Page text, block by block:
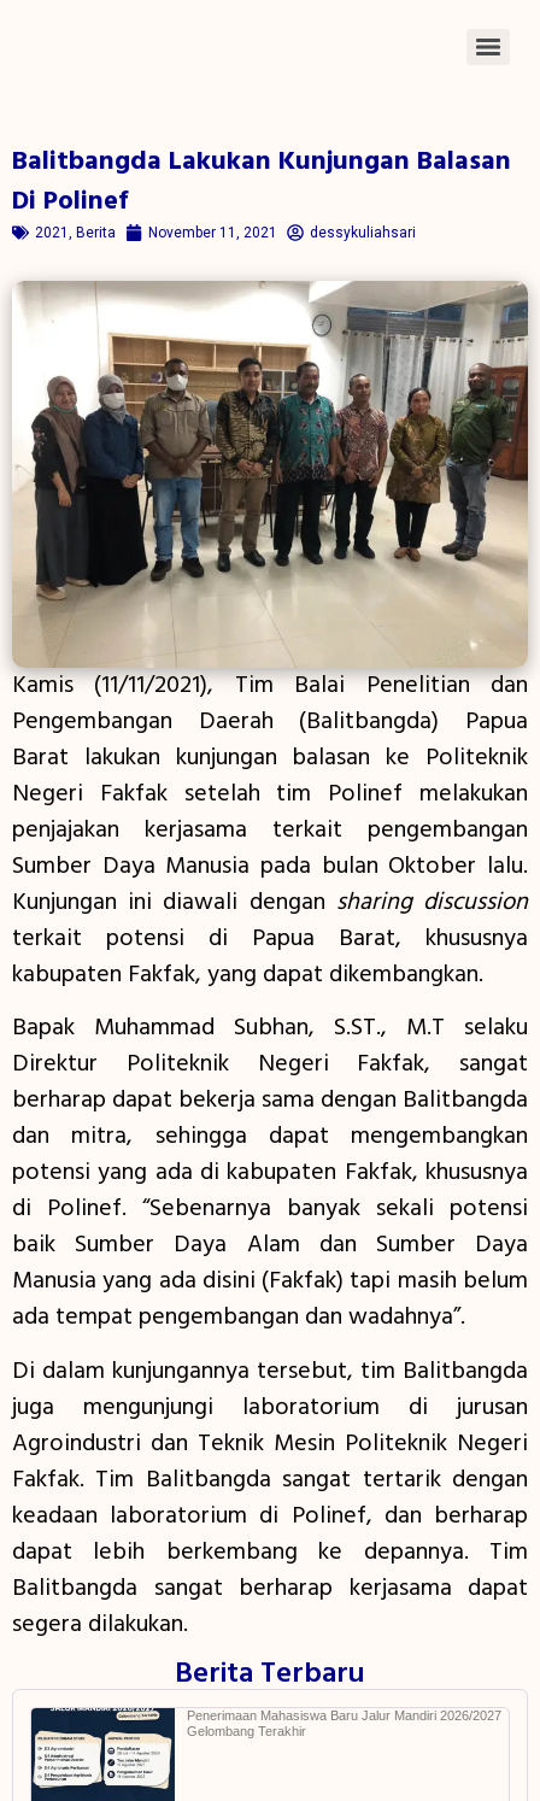
Balitbangda Lakukan Kunjungan Balasan
Di Polinef
2021 , Berita November 11, 2021 dessykuliahsari
Kamis (11/11/2021), Tim Balai Penelitian dan
Pengembangan Daerah (Balitbangda) Papua
Barat lakukan kunjungan balasan ke Politeknik
Negeri Fakfak setelah tim Polinef melakukan
penjajakan kerjasama terkait pengembangan
Sumber Daya Manusia pada bulan Oktober lalu.
Kunjungan ini diawali dengan sharing discussion
terkait potensi di Papua Barat, khususnya
kabupaten Fakfak, yang dapat dikembangkan.
Bapak Muhammad Subhan, S.ST., M.T selaku
Direktur Politeknik Negeri Fakfak, sangat
berharap dapat bekerja sama dengan Balitbangda
dan mitra, sehingga dapat mengembangkan
potensi yang ada di kabupaten Fakfak, khususnya
di Polinef. “Sebenarnya banyak sekali potensi
baik Sumber Daya Alam dan Sumber Daya
Manusia yang ada disini (Fakfak) tapi masih belum
ada tempat pengembangan dan wadahnya”.
Di dalam kunjungannya tersebut, tim Balitbangda
juga mengunjungi laboratorium di jurusan
Agroindustri dan Teknik Mesin Politeknik Negeri
Fakfak. Tim Balitbangda sangat tertarik dengan
keadaan laboratorium di Polinef, dan berharap
dapat lebih berkembang ke depannya. Tim
Balitbangda sangat berharap kerjasama dapat
segera dilakukan.
Berita Terbaru
Penerimaan Mahasiswa Baru Jalur Mandiri 2026/2027
Gelombang Terakhir